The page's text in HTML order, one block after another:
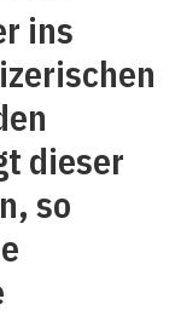
ins
dieser
so